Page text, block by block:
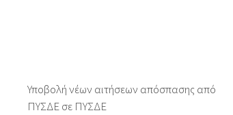
Υποβολή νέων αιτήσεων απόσπασης από
ΠΥΣΔΕ σε ΠΥΣΔΕ